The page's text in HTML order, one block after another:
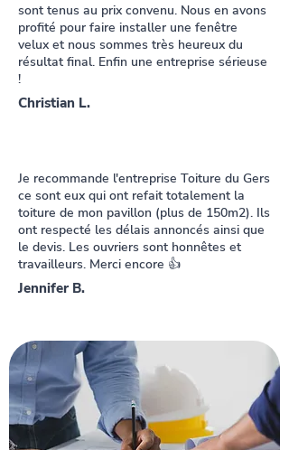
sont tenus au prix convenu. Nous en avons
profité pour faire installer une fenêtre
velux et nous sommes très heureux du
résultat final. Enfin une entreprise sérieuse
!
Christian L.
Je recommande l'entreprise Toiture du Gers
ce sont eux qui ont refait totalement la
toiture de mon pavillon (plus de 150m2). Ils
ont respecté les délais annoncés ainsi que
le devis. Les ouvriers sont honnêtes et
travailleurs. Merci encore 👍
Jennifer B.